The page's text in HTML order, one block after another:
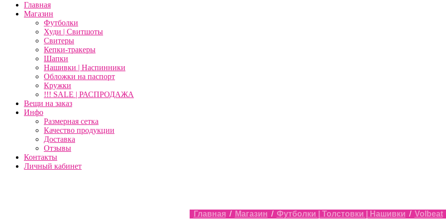
Главная
Магазин
Футболки
Худи | Свитшоты
Свитеры
Кепки-тракеры
Шапки
Нашивки | Наспинники
Обложки на паспорт
Кружки
!!! SALE | РАСПРОДАЖА
Вещи на заказ
Инфо
Размерная сетка
Качество продукции
Доставка
Отзывы
Контакты
Личный кабинет
Главная / Магазин / Футболки | Толстовки | Нашивки / Volbeat